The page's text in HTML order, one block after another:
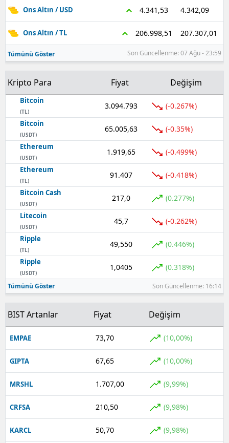
Ons Altın / USD 4.341,53 4.342,09
Ons Altın / TL 206.998,51 207.307,01
Tümünü Göster Son Güncellenme: 07 Ağu - 23:59
Kripto Para Fiyat Değişim
Bitcoin
(TL)
3.094.793 (-0.267%)
Bitcoin
(USDT)
65.005,63 (-0.35%)
Ethereum
(USDT)
1.919,65 (-0.499%)
Ethereum
(TL)
91.407 (-0.418%)
Bitcoin Cash
(USDT)
217,0 (0.277%)
Litecoin
(USDT)
45,7 (-0.262%)
Ripple
(TL)
49,550 (0.446%)
Ripple
(USDT)
1,0405 (0.318%)
Tümünü Göster Son Güncellenme: 16:14
BIST Artanlar Fiyat Değişim
EMPAE 73,70 (10,00%)
GIPTA 67,65 (10,00%)
MRSHL 1.707,00 (9,99%)
CRFSA 210,50 (9,98%)
KARCL 50,70 (9,98%)